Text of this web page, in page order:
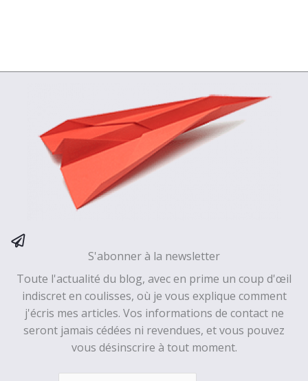
S'abonner à la newsletter
Toute l'actualité du blog, avec en prime un coup d'œil
indiscret en coulisses, où je vous explique comment
j'écris mes articles. Vos informations de contact ne
seront jamais cédées ni revendues, et vous pouvez
vous désinscrire à tout moment.